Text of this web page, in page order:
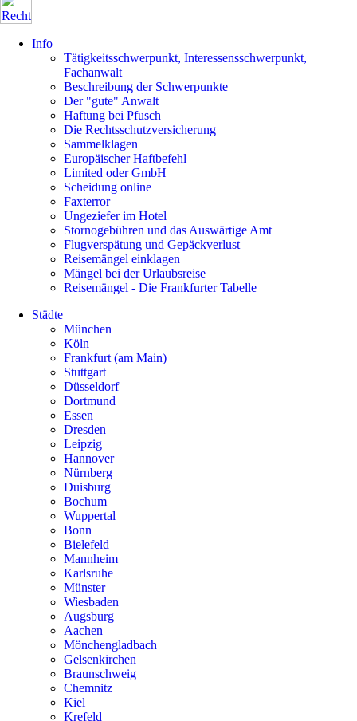
Info
Tätigkeitsschwerpunkt, Interessensschwerpunkt,
Fachanwalt
Beschreibung der Schwerpunkte
Der "gute" Anwalt
Haftung bei Pfusch
Die Rechtsschutzversicherung
Sammelklagen
Europäischer Haftbefehl
Limited oder GmbH
Scheidung online
Faxterror
Ungeziefer im Hotel
Stornogebühren und das Auswärtige Amt
Flugverspätung und Gepäckverlust
Reisemängel einklagen
Mängel bei der Urlaubsreise
Reisemängel - Die Frankfurter Tabelle
Städte
München
Köln
Frankfurt (am Main)
Stuttgart
Düsseldorf
Dortmund
Essen
Dresden
Leipzig
Hannover
Nürnberg
Duisburg
Bochum
Wuppertal
Bonn
Bielefeld
Mannheim
Karlsruhe
Münster
Wiesbaden
Augsburg
Aachen
Mönchengladbach
Gelsenkirchen
Braunschweig
Chemnitz
Kiel
Krefeld